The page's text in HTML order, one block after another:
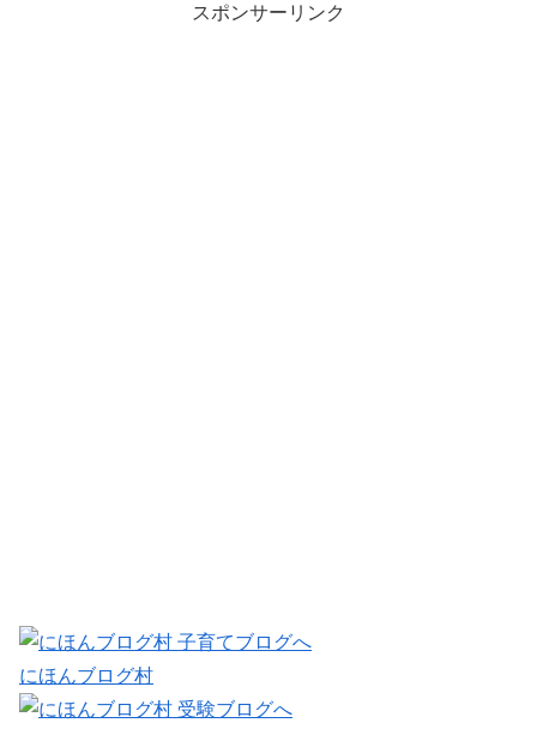
スポンサーリンク
にほんブログ村